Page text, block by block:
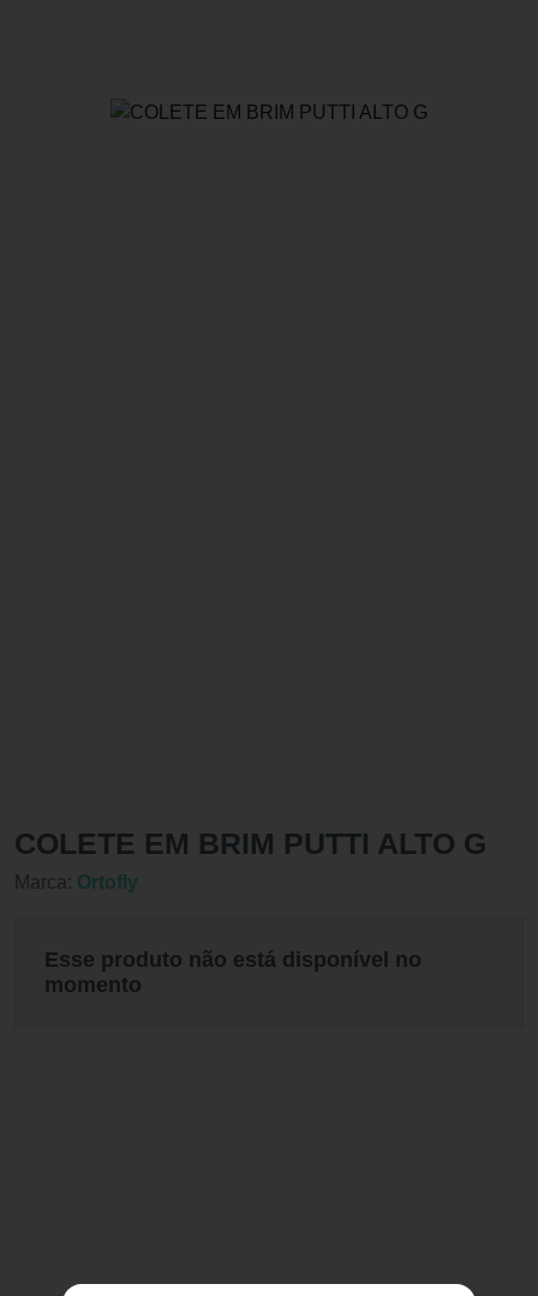
COLETE EM BRIM PUTTI ALTO G
Marca: Ortofly
Esse produto não está disponível no
momento